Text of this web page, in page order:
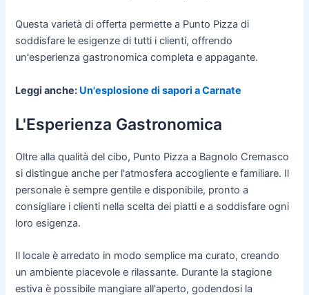
Questa varietà di offerta permette a Punto Pizza di
soddisfare le esigenze di tutti i clienti, offrendo
un'esperienza gastronomica completa e appagante.
Leggi anche: Un'esplosione di sapori a Carnate
L'Esperienza Gastronomica
Oltre alla qualità del cibo, Punto Pizza a Bagnolo Cremasco
si distingue anche per l'atmosfera accogliente e familiare. Il
personale è sempre gentile e disponibile, pronto a
consigliare i clienti nella scelta dei piatti e a soddisfare ogni
loro esigenza.
Il locale è arredato in modo semplice ma curato, creando
un ambiente piacevole e rilassante. Durante la stagione
estiva è possibile mangiare all'aperto, godendosi la